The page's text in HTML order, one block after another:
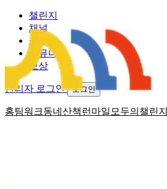
홈팀워크동네산책 런마일 모두의챌린지
챌린지
채널
소식
커뮤니티
보상
관리자 로그인 로그인